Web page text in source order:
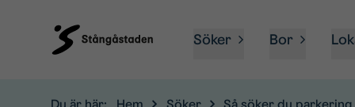
Söker Bor